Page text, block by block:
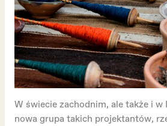
W świecie zachodnim, ale także i w
nowa grupa takich projektantów,